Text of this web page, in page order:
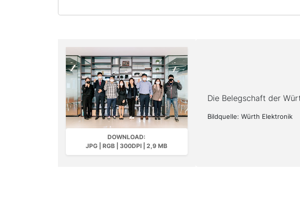
DOWNLOAD:
JPG | RGB | 300DPI | 2,9 MB
Die Belegschaft der
Bildquelle: Würth Elektronik